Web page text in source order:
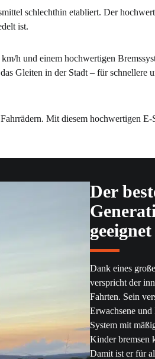
schlechthin etabliert. Der
ist.
h und einem hochwertigen
Gleiten in der Stadt – für schnellere
Mit diesem hochwertigen E-
Der
geeignet
Dank eines
verspricht der
Fahrten. Sein
Erwachsene
System mit
Kinder bremsen
Damit ist er für